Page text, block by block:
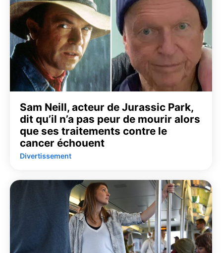
Sam Neill, acteur de Jurassic Park,
dit qu’il n’a pas peur de mourir alors
que ses traitements contre le
cancer échouent
Divertissement